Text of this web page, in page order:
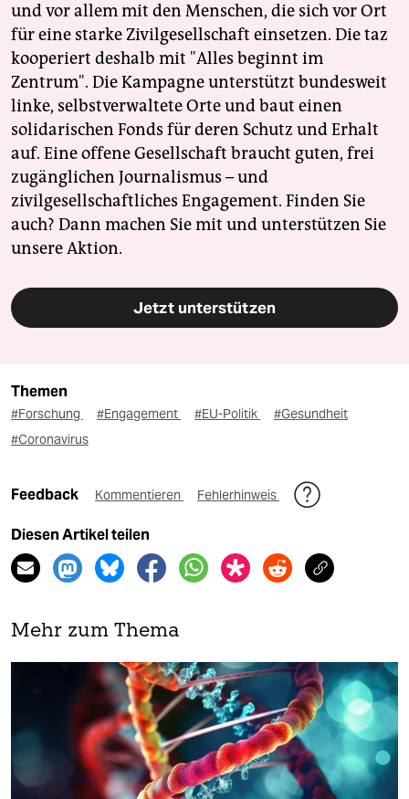
und vor allem mit den Menschen, die sich vor Ort
für eine starke Zivilgesellschaft einsetzen. Die taz
kooperiert deshalb mit "Alles beginnt im
Zentrum". Die Kampagne unterstützt bundesweit
linke, selbstverwaltete Orte und baut einen
solidarischen Fonds für deren Schutz und Erhalt
auf. Eine offene Gesellschaft braucht guten, frei
zugänglichen Journalismus – und
zivilgesellschaftliches Engagement. Finden Sie
auch? Dann machen Sie mit und unterstützen Sie
unsere Aktion.
Jetzt unterstützen
Themen
#Forschung #Engagement #EU-Politik
#Gesundheit
#Coronavirus
Feedback Kommentieren Fehlerhinweis
Diesen Artikel teilen
Mehr zum Thema